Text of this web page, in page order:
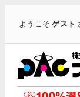
ようこそゲスト